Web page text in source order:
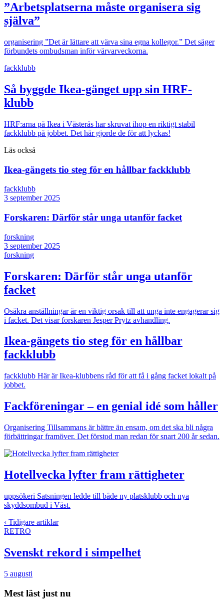
”Arbetsplatserna måste organisera sig
själva”
organisering ”Det är lättare att värva sina egna kollegor.” Det säger
förbundets ombudsman inför värvarveckorna.
fackklubb
Så byggde Ikea-gänget upp sin HRF-
klubb
HRF:arna på Ikea i Västerås har skruvat ihop en riktigt stabil
fackklubb på jobbet. Det här gjorde de för att lyckas!
Läs också
Ikea-gängets tio steg för en hållbar fackklubb
fackklubb
3 september 2025
Forskaren: Därför står unga utanför facket
forskning
3 september 2025
forskning
Forskaren: Därför står unga utanför
facket
Osäkra anställningar är en viktig orsak till att unga inte engagerar sig
i facket. Det visar forskaren Jesper Prytz avhandling.
Ikea-gängets tio steg för en hållbar
fackklubb
fackklubb Här är Ikea-klubbens råd för att få i gång facket lokalt på
jobbet.
Fackföreningar – en genial idé som håller
Organisering Tillsammans är bättre än ensam, om det ska bli några
förbättringar framöver. Det förstod man redan för snart 200 år sedan.
Hotellvecka lyfter fram rättigheter
uppsökeri Satsningen ledde till både ny platsklubb och nya
skyddsombud i Väst.
‹ Tidigare artiklar
RETRO
Svenskt rekord i simpelhet
5 augusti
Mest läst just nu